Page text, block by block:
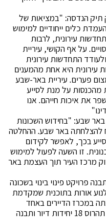
הנדסה: "במציאות של
כלים ייחודיים למימוש
עירונית, לרבות
על אף הקושי, עיריית
התחדשות עירונית
היא אחת מהמענים
פערים. עיריית באר-שבע
על מנת לסייע
את איכות חייהם. אנו
שבע: "בחידוש השכונות
להצלחתה באר שבע. ההחלטה
בכך, לאפשר לקידום
זו השעה לפעול למימוש
מרכז העיר תוך העצמת באר
פרויקט פינוי בינוי בשכונה
אורות בתוכנית שמקדמת
במכרז הדיירים באחד
המתחמים במסגרת התוכנית והיא תהרוס 18 יחידות דיור ותבנה